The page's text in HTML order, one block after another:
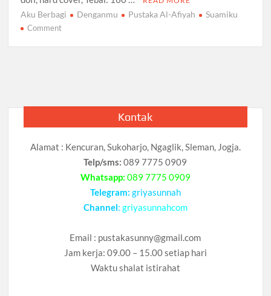
Aku Berbagi Denganmu Pustaka Al-Afiyah Suamiku
Commenton
Kontak
Alamat : Kencuran, Sukoharjo, Ngaglik, Sleman, Jogja.
Telp/sms: 089 7775 0909
Whatsapp: 089 7775 0909
Telegram: griyasunnah
Channel: griyasunnahcom
Email : pustakasunny@gmail.com
Jam kerja: 09.00 – 15.00 setiap hari
Waktu shalat istirahat